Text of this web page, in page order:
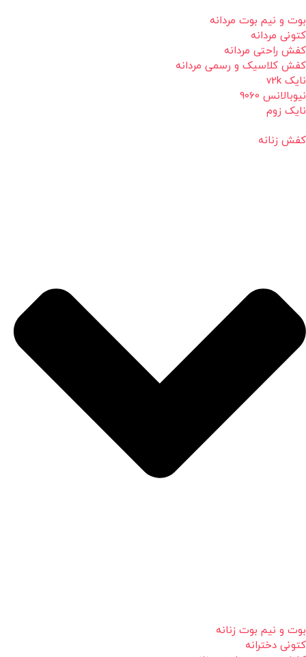
بوت و نیم بوت مردانه
کتونی مردانه
کفش راحتی مردانه
کفش کلاسیک و رسمی مردانه
نایک v2k
نیوبالانس 9060
نایک زوم
کفش زنانه
بوت و نیم بوت زنانه
کتونی دخترانه